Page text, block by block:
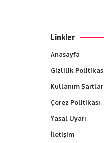
Linkler
Anasayfa
Gizlilik Politikası
Kullanım Şartları
Çerez Politikası
Yasal Uyarı
İletişim